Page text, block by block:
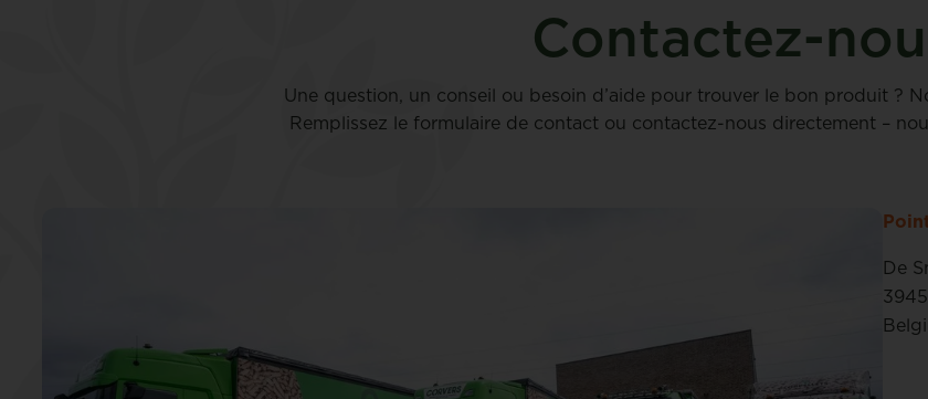
Contactez-
Une question, un conseil ou besoin d’aide pour trouver le bon produit ?
Remplissez le formulaire de contact ou contactez-nous directement –
De